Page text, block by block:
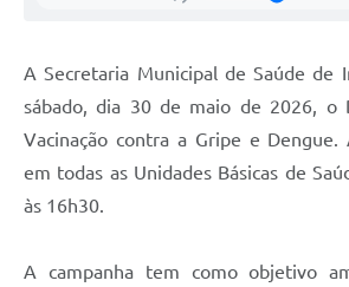
A Secretaria Municipal de Saúde de
sábado, dia 30 de maio de 2026, o
Vacinação contra a Gripe e Dengue.
em todas as Unidades Básicas de
às 16h30.
A campanha tem como objetivo